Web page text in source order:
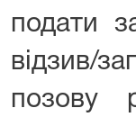
подати
відзив/
позову